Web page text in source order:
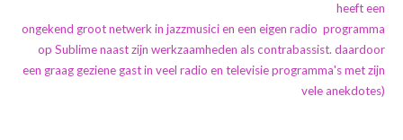
heeft een
ongekend groot netwerk in jazzmusici en een eigen radio programma
op Sublime naast zijn werkzaamheden als contrabassist. daardoor
een graag geziene gast in veel radio en televisie programma's met zijn
vele anekdotes)